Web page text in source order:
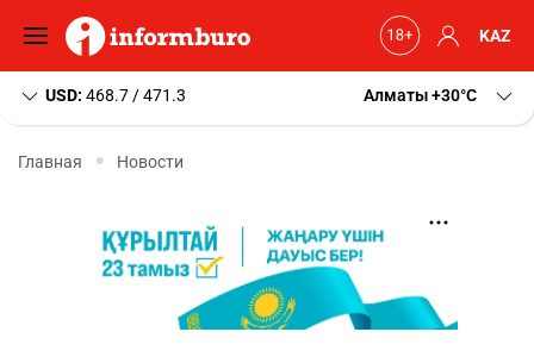
KAZ
USD: 468.7 / 471.3 Алматы+30 C
Главная Новости